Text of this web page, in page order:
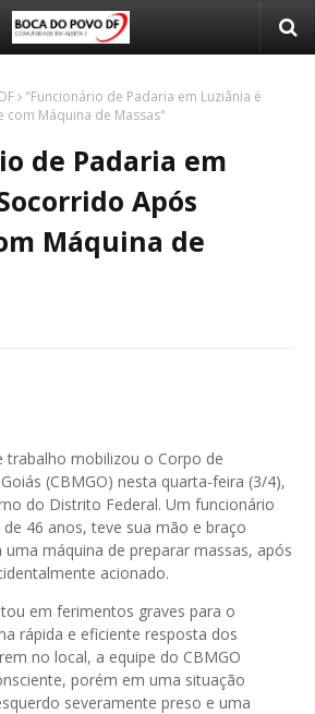
"Funcionário de Padaria em Luziânia é
Máquina de Massas"
de Padaria em
Após
Máquina de
trabalho mobilizou o Corpo de
(CBMGO) nesta quarta-feira (3/4),
do Distrito Federal. Um funcionário
46 anos, teve sua mão e braço
máquina de preparar massas, após
acionado.
em ferimentos graves para o
rápida e eficiente resposta dos
no local, a equipe do CBMGO
porém em uma situação
severamente preso e uma